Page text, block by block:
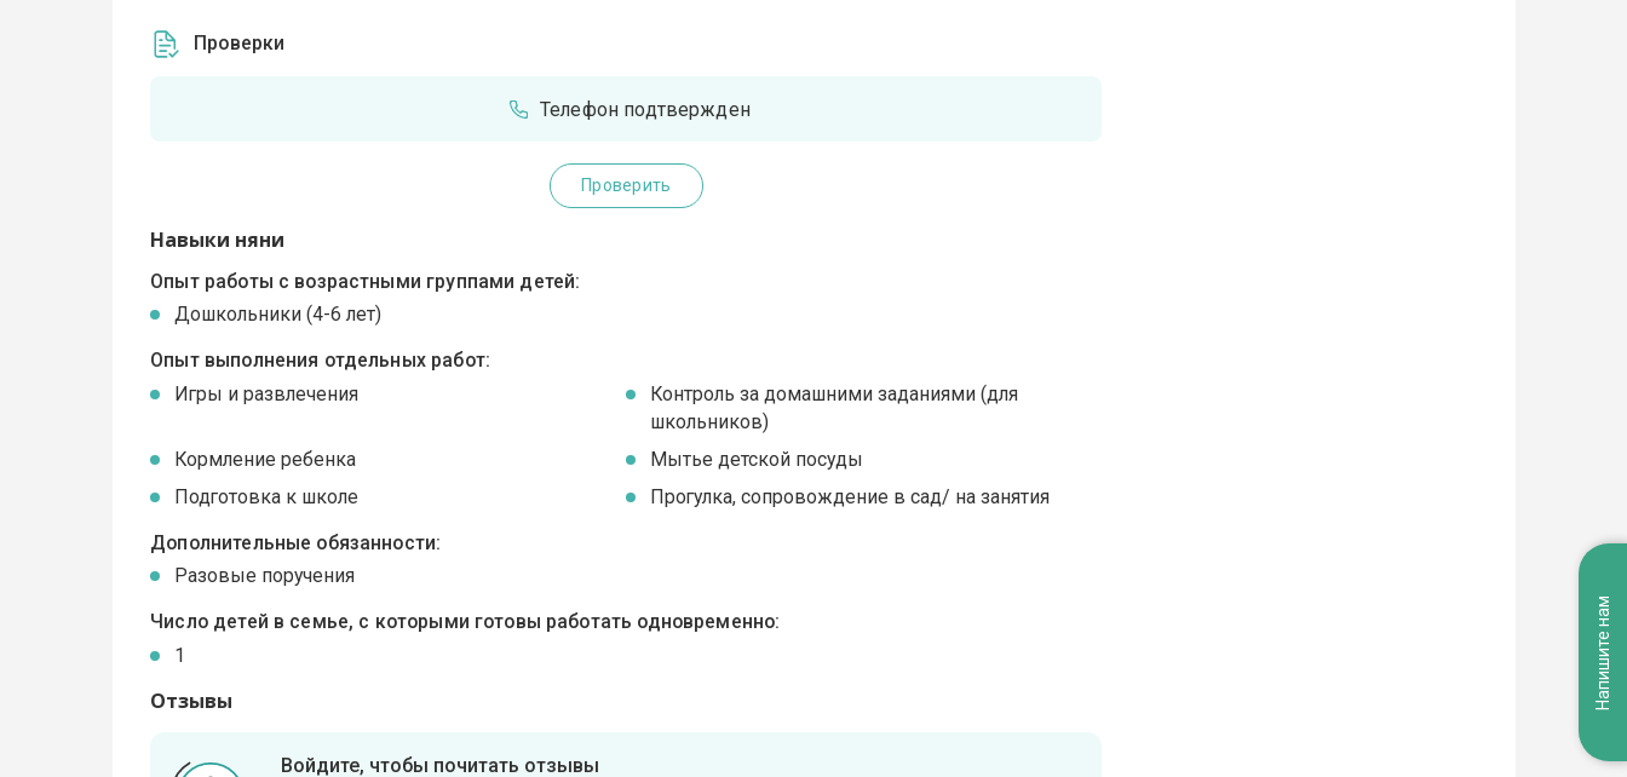
Проверки
Телефон подтвержден
Проверить
Навыки няни
Опыт работы с возрастными группами детей:
Дошкольники (4-6 лет)
Опыт выполнения отдельных работ:
Игры и развлечения
Контроль за домашними заданиями (для
школьников)
Кормление ребенка
Мытье детской посуды
Подготовка к школе
Прогулка, сопровождение в сад/ на занятия
Дополнительные обязанности:
Разовые поручения
Число детей в семье, с которыми готовы работать одновременно:
1
Отзывы
Войдите, чтобы почитать отзывы
Напишите нам